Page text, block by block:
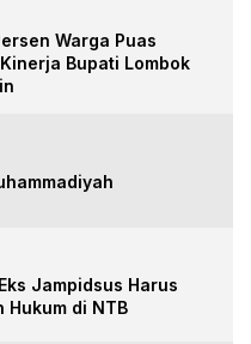
Warga Puas
Bupati Lombok
Jampidsus Harus
Hukum di NTB